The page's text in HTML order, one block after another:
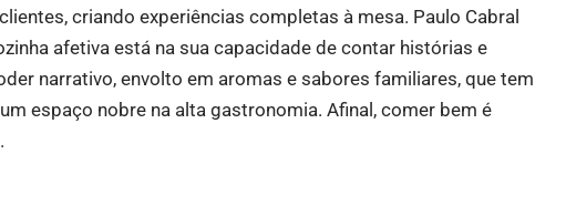
criando experiências completas à mesa. Paulo Cabral
afetiva está na sua capacidade de contar histórias e
narrativo, envolto em aromas e sabores familiares, que tem
espaço nobre na alta gastronomia. Afinal, comer bem é